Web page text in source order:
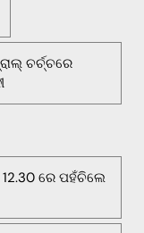
ଚର୍ଚ୍ଚରେ
12.30 ରେ ପହଁଚିଲେ